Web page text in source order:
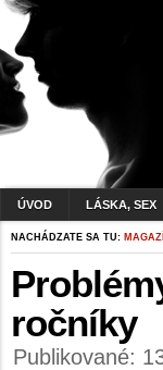
ÚVOD LÁSKA, SEX
NACHÁDZATE SA TU:
ročníky
Publikované: